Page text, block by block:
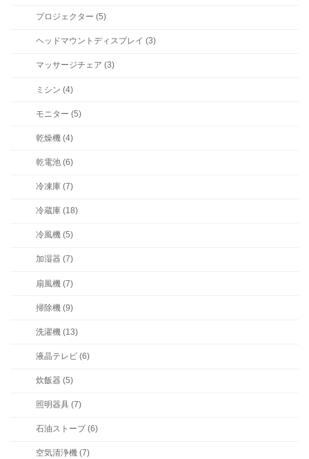
プロジェクター (5)
ヘッドマウントディスプレイ (3)
マッサージチェア (3)
ミシン (4)
モニター (5)
乾燥機 (4)
乾電池 (6)
冷凍庫 (7)
冷蔵庫 (18)
冷風機 (5)
加湿器 (7)
扇風機 (7)
掃除機 (9)
洗濯機 (13)
液晶テレビ (6)
炊飯器 (5)
照明器具 (7)
石油ストーブ (6)
空気清浄機 (7)